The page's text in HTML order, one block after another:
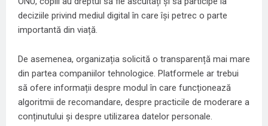
deciziile privind mediul digital în care își petrec o parte
importantă din viață.
De asemenea, organizația solicită o transparență mai mare
din partea companiilor tehnologice. Platformele ar trebui
să ofere informații despre modul în care funcționează
algoritmii de recomandare, despre practicile de moderare a
conținutului și despre utilizarea datelor personale.